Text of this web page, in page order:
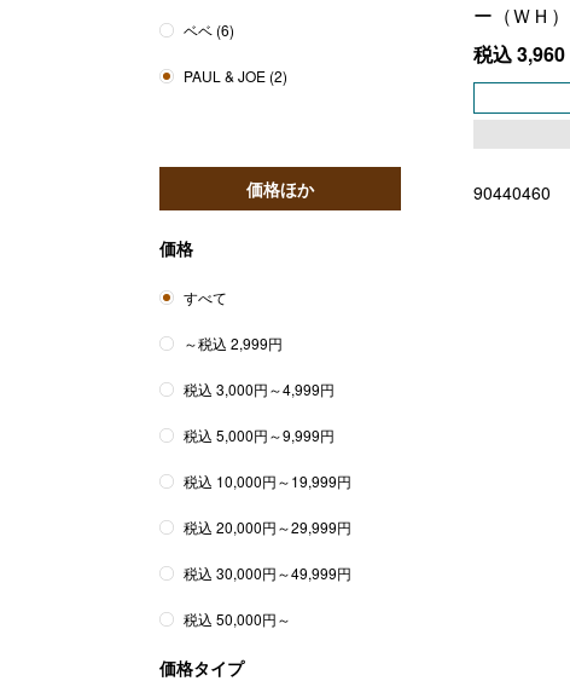
ー（ＷＨ）
税込3,960
90440460
ベベ (6)
PAUL & JOE (2)
価格ほか
価格
すべて
～税込 2,999円
税込 3,000円～4,999円
税込 5,000円～9,999円
税込 10,000円～19,999円
税込 20,000円～29,999円
税込 30,000円～49,999円
税込 50,000円～
価格タイプ